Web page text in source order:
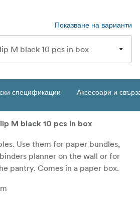
Показване на варианти
спецификации Аксесоари и
M black 10 pcs in box
Use them for paper bundles,
planner on the wall or for
pantry. Comes in a paper box.